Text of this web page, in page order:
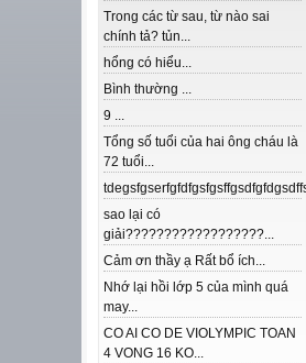
Trong các từ sau, từ nào sai
chính tả? tủn...
hổng có hiểu...
Bình thường ...
9 ...
Tổng số tuổi của hai ông cháu là
72 tuổi...
sao lại có
giải??????????????????...
Cảm ơn thầy ạ Rất bổ ích...
Nhớ lại hồi lớp 5 của mình quá
may...
CO AI CO DE VIOLYMPIC TOAN
4 VONG 16 KO...